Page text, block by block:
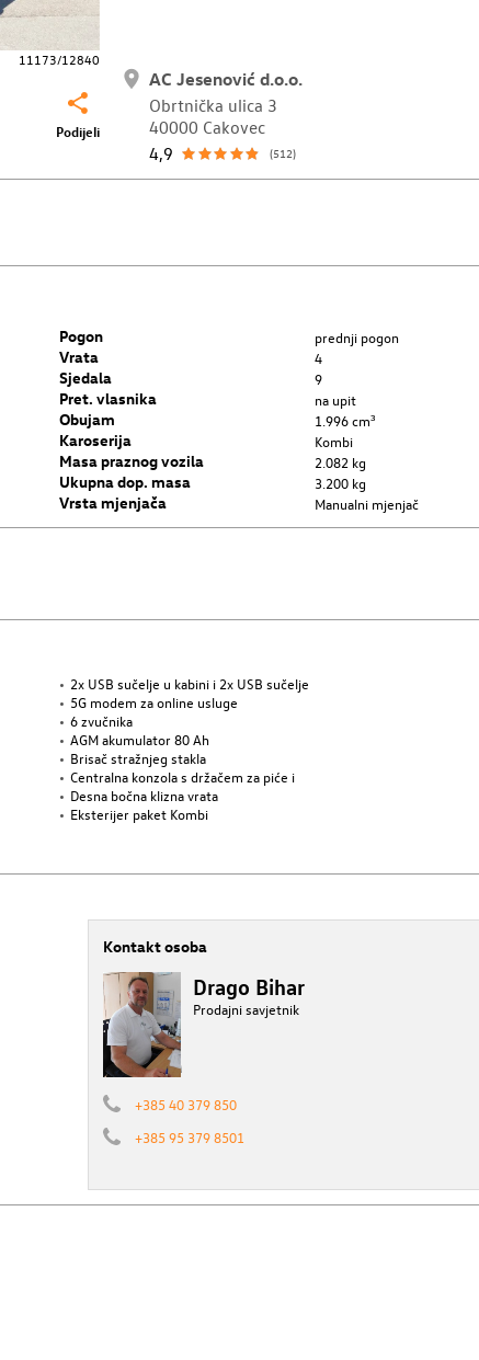
11173/12840
AC Jesenović d.o.o.
Obrtnička ulica 3
40000 Cakovec
4,9
(512)
Podijeli
Pogon prednji pogon
Vrata 4
Sjedala 9
Pret. vlasnika na upit
Obujam 1.996 cm³
Karoserija Kombi
Masa praznog vozila 2.082 kg
Ukupna dop. masa 3.200 kg
Vrsta mjenjača Manualni mjenjač
2x USB sučelje u kabini i 2x USB sučelje
5G modem za online usluge
6 zvučnika
AGM akumulator 80 Ah
Brisač stražnjeg stakla
Centralna konzola s držačem za piće i
Desna bočna klizna vrata
Eksterijer paket Kombi
Kontakt osoba
Drago Bihar
Prodajni savjetnik
+385 40 379 850
+385 95 379 8501